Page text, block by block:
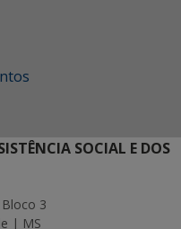
SOCIAL E DOS
3
| MS